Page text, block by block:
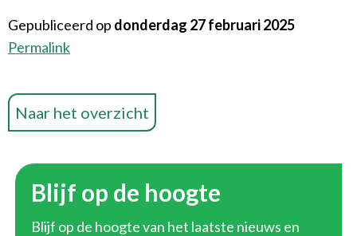
Gepubliceerd op donderdag 27 februari 2025
Permalink
Naar het overzicht
Blijf op de hoogte
Blijf op de hoogte van het laatste nieuws en